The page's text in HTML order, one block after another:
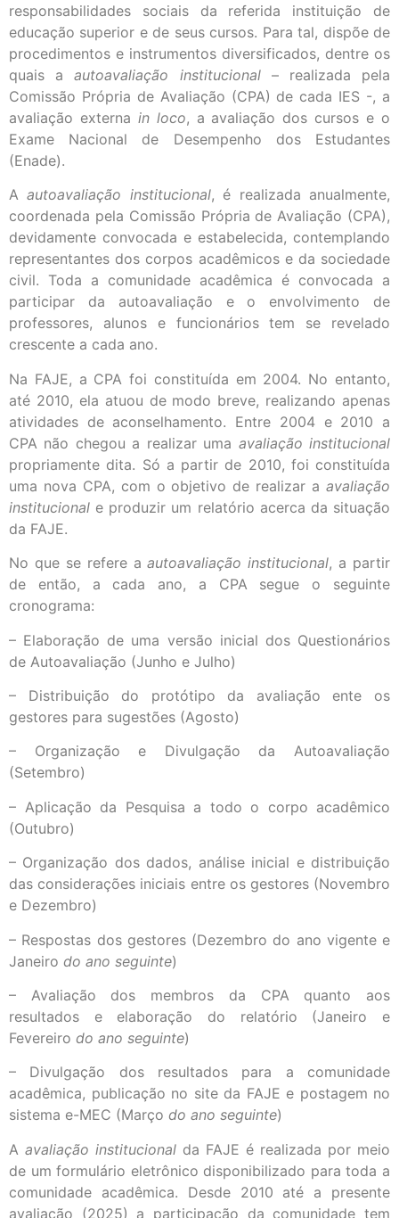
responsabilidades sociais da referida instituição de
educação superior e de seus cursos. Para tal, dispõe de
procedimentos e instrumentos diversificados, dentre os
quais aautoavaliação institucional– realizada pela
Comissão Própria de Avaliação (CPA) de cada IES -, a
avaliação externa in loco, a avaliação dos cursos e o
Exame Nacional de Desempenho dos Estudantes
(Enade).
Aautoavaliação institucional, é realizada anualmente,
coordenada pela Comissão Própria de Avaliação (CPA),
devidamente convocada e estabelecida, contemplando
representantes dos corpos acadêmicos e da sociedade
civil. Toda a comunidade acadêmica é convocada a
participar da autoavaliação e o envolvimento de
professores, alunos e funcionários tem se revelado
crescente a cada ano.
Na FAJE, a CPA foi constituída em 2004. No entanto,
até 2010, ela atuou de modo breve, realizando apenas
atividades de aconselhamento. Entre 2004 e 2010 a
CPA não chegou a realizar uma avaliação institucional
propriamente dita. Só a partir de 2010, foi constituída
uma nova CPA, com o objetivo de realizar a avaliação
institucional e produzir um relatório acerca da situação
da FAJE.
No que se refere aautoavaliação institucional, a partir
de então, a cada ano, a CPA segue o seguinte
cronograma:
– Elaboração de uma versão inicial dos Questionários
de Autoavaliação (Junho e Julho)
– Distribuição do protótipo da avaliação ente os
gestores para sugestões (Agosto)
– Organização e Divulgação da Autoavaliação
(Setembro)
– Aplicação da Pesquisa a todo o corpo acadêmico
(Outubro)
– Organização dos dados, análise inicial e distribuição
das considerações iniciais entre os gestores (Novembro
e Dezembro)
– Respostas dos gestores (Dezembro do ano vigente e
Janeiro do ano seguinte)
– Avaliação dos membros da CPA quanto aos
resultados e elaboração do relatório (Janeiro e
Fevereiro do ano seguinte)
– Divulgação dos resultados para a comunidade
acadêmica, publicação no site da FAJE e postagem no
sistema e-MEC (Março do ano seguinte)
A avaliação institucional da FAJE é realizada por meio
de um formulário eletrônico disponibilizado para toda a
comunidade acadêmica. Desde 2010 até a presente
avaliação (2025) a participação da comunidade tem